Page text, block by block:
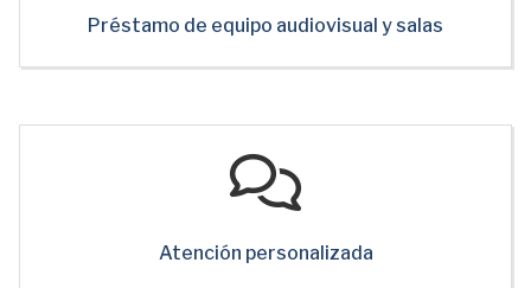
Préstamo de equipo audiovisual y salas
Atención personalizada